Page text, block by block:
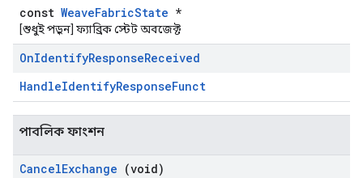
const WeaveFabricState *
[শুধুই পড়ুন] ফ্যাব্রিক স্টেট অবজেক্ট
OnIdentifyResponseReceived
HandleIdentifyResponseFunct
পাবলিক ফাংশন
CancelExchange (void)